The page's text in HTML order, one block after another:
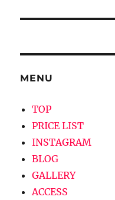
ン
稿:
MENU
TOP
PRICE LIST
INSTAGRAM
BLOG
GALLERY
ACCESS